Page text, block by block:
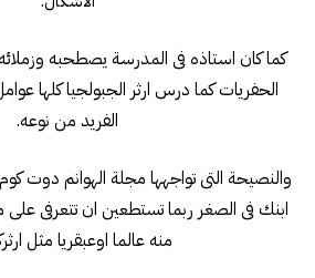
كما كان استاذه فى المدرسة يصطحبه
الحفريات كما درس ارثر الجبولجيا كلها
الفريد من نوعه.
والنصيحة التى تواجهها مجلة الهوانم دوت
ابنك فى الصغر ربما تستطعين ان تتعرفى
منه عالما اوعبقريا مثل